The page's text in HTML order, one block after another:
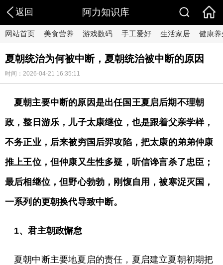
返回 阿力知识库
网站首页 美食营养 游戏数码 手工爱好 生活家居 健康养
夏朝统治为何被中断，夏朝统治被中断的原因
时间：2026-04-21 16:35:11
夏朝主要中断的原因是出任国王夏启后期不理朝
政，整日游乐，儿子太康继位，也是跟着父亲学样，
不务正业，后来被穷国后羿攻陷，把太康的弟弟仲康
推上王位，但仲康又生性多疑，听信谗言杀了忠臣；
最后相继位，但野心勃勃，刚愎自用，被寒浞灭国，
一系列的更朝换代导致中断。
1、君主朝政懈怠
夏朝中断主要地夏启的责任，夏启建立夏朝初期把